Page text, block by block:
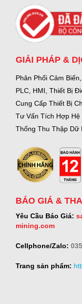
GIẢI PHÁP &
Phân Phối Cảm
PLC, HMI, Thiết Bị
Cung Cấp Thiết Bị
Tư Vấn Tích Hợp
Thống Thu Thập Dữ
BÁO GIÁ &
Yêu Cầu Báo Giá:
mining.com
Cellphone/Zalo:
Trang sản phẩm: